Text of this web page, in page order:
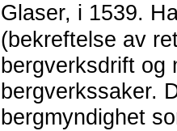
Glaser, i 1539.
(bekreftelse av
bergverksdrift og
bergverkssaker.
bergmyndighet